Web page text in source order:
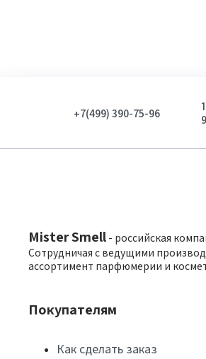
+7(499) 390-75-96
Mister Smell - российская
Сотрудничая с ведущими
ассортимент парфюмерии и
Покупателям
Как сделать заказ